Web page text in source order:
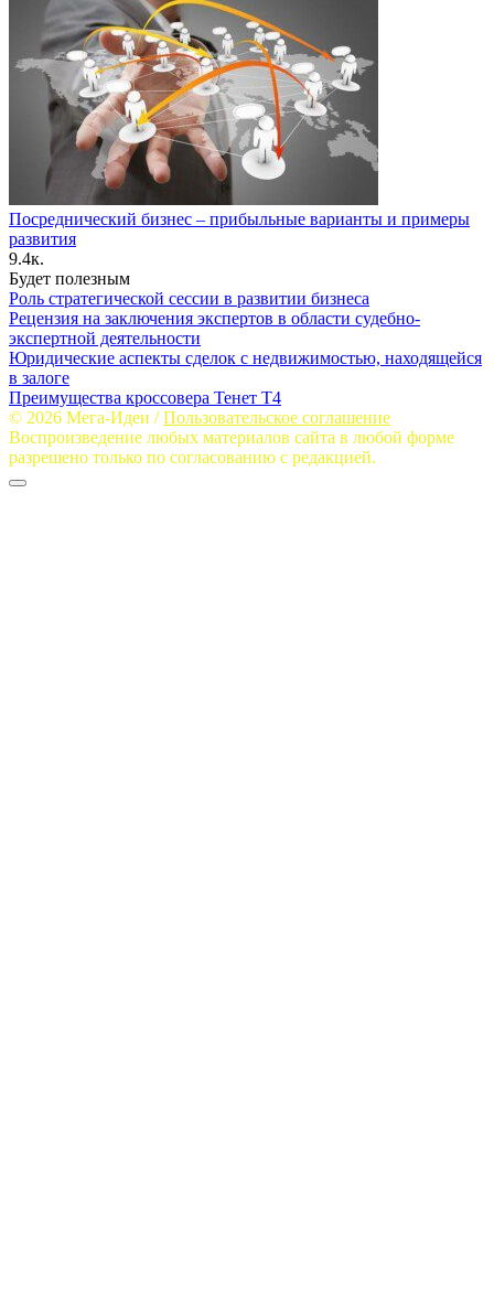
Посреднический бизнес – прибыльные варианты и примеры
развития
9.4к.
Будет полезным
Роль стратегической сессии в развитии бизнеса
Рецензия на заключения экспертов в области судебно-
экспертной деятельности
Юридические аспекты сделок с недвижимостью, находящейся
в залоге
Преимущества кроссовера Тенет Т4
© 2026 Мега-Идеи /Пользовательское соглашение
Воспроизведение любых материалов сайта в любой форме
разрешено только по согласованию с редакцией.